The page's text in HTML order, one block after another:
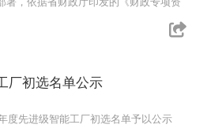
厂初选名单公示
度先进级智能工厂初选名单予以公示